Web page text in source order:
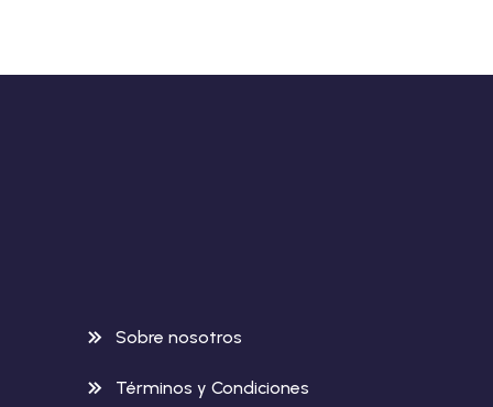
Sobre nosotros
Términos y Condiciones